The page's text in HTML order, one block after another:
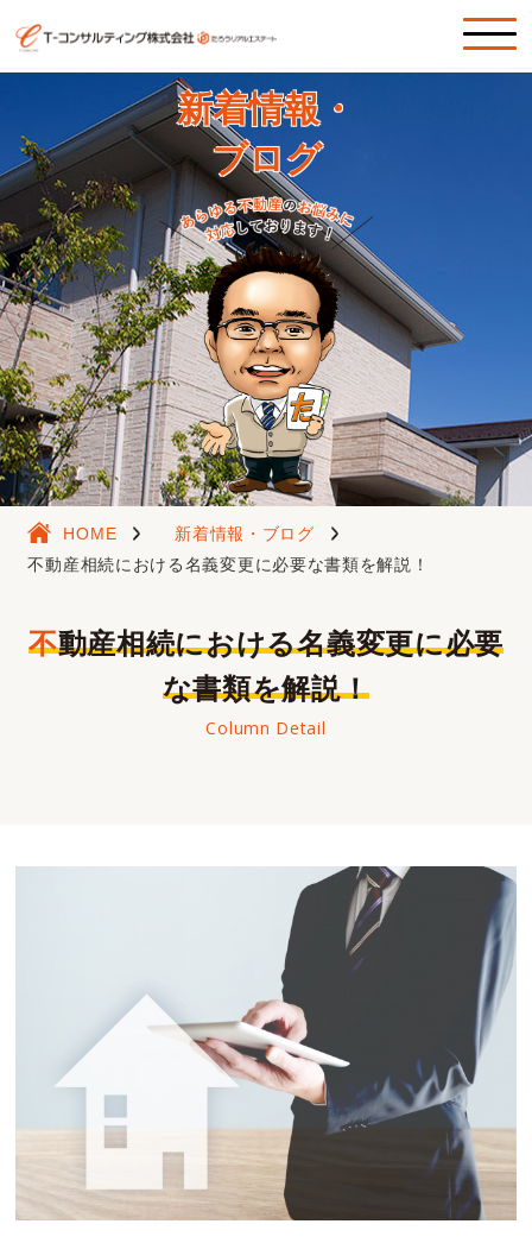
新着情報・
ブログ
HOME
新着情報・ブログ
不動産相続における名義変更に必要な書類を解説！
不動産相続における名義変更に必要
な書類を解説！
Column Detail